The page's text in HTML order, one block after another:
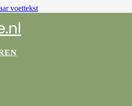
voettekst